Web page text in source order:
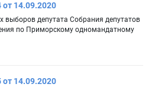
14.09.2020
выборов депутата Собрания депутатов
по Приморскому одномандатному
14.09.2020